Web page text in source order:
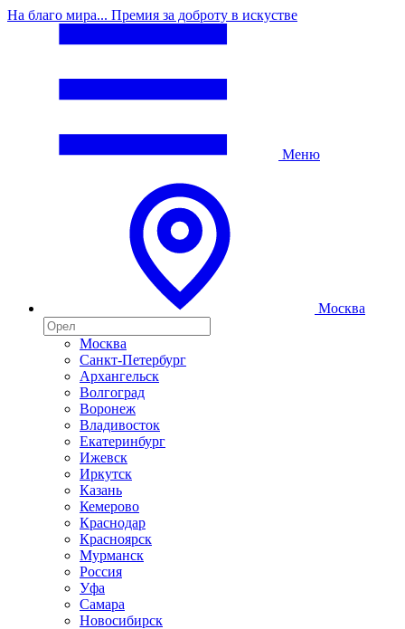
На благо мира... Премия за доброту в искустве
Меню
Москва
Москва
Санкт-Петербург
Архангельск
Волгоград
Воронеж
Владивосток
Екатеринбург
Ижевск
Иркутск
Казань
Кемерово
Краснодар
Красноярск
Мурманск
Россия
Уфа
Самара
Новосибирск